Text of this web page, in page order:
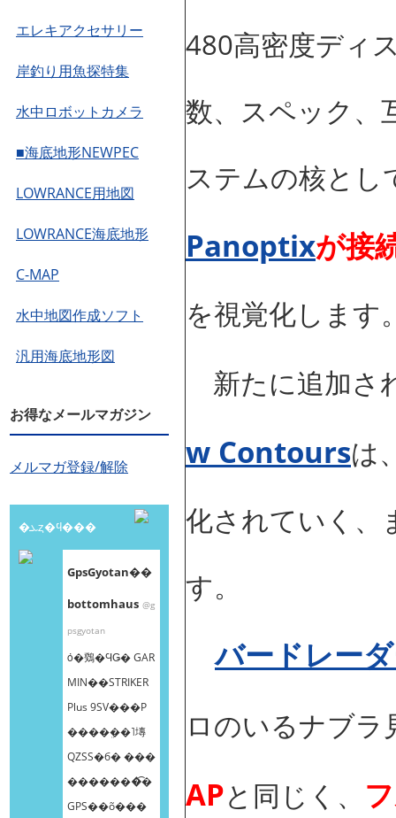
エレキアクセサリー
岸釣り用魚探特集
水中ロボットカメラ
■海底地形NEWPEC
LOWRANCE用地図
LOWRANCE海底地形
C-MAP
水中地図作成ソフト
汎用海底地形図
お得なメールマガジン
メルマガ登録/解除
�ܥȥ�ϥ���
GpsGyotan��
bottomhaus @g
psgyotan
ȯ�䳫�ϤǤ� GAR
MIN��STRIKER
Plus 9SV���Ρ
����ܸ��˥塼
QZSS�б� ���
�������͡�
GPS��õ���
480高密度ディ
数、スペック、
ステムの核とし
Panoptixが接
を視覚化します
新たに追加さ
w Contoursは
化されていく、
す。
バードレー
ロのいるナブ
APと同じく、